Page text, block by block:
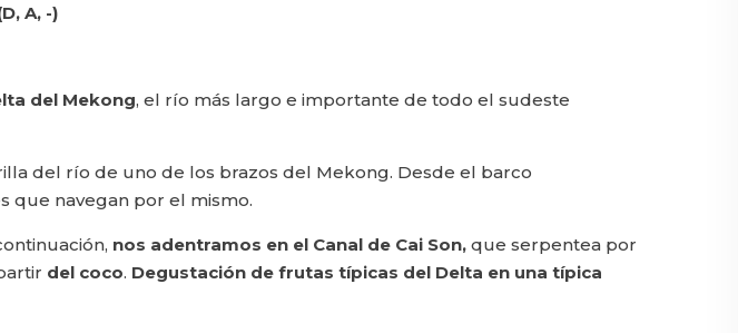
A, -)
del Mekong, el río más largo e importante de todo el sudeste
del río de uno de los brazos del Mekong. Desde el barco
que navegan por el mismo.
nos adentramos en el Canal de Cai Son, que serpentea por
del coco. Degustación de frutas típicas del Delta en una típica